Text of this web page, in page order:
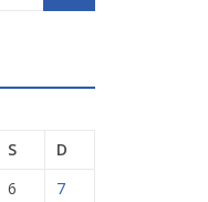
S
D
6
7